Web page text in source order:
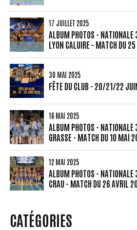
17 JUILLET 2025
ALBUM PHOTOS - NATIONALE
LYON CALUIRE - MATCH DU
30 MAI 2025
FÊTE DU CLUB - 20/21/22
16 MAI 2025
ALBUM PHOTOS - NATIONALE
GRASSE - MATCH DU 10 MAI
12 MAI 2025
ALBUM PHOTOS - NATIONALE
CRAU - MATCH DU 26 AVRIL
CATÉGORIES